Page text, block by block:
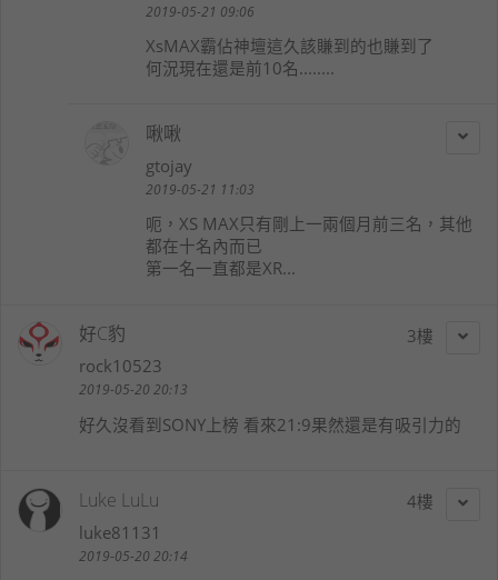
2019-05-21 09:06
XsMAX霸佔神壇這久該賺到的也賺到了
何況現在還是前10名........
啾啾
gtojay
2019-05-21 11:03
呃，XS MAX只有剛上一兩個月前三名，其他
都在十名內而已
第一名一直都是XR...
3
好C豹
rock10523
2019-05-20 20:13
好久沒看到SONY上榜 看來21:9果然還是有吸引力的
4
Luke LuLu
luke81131
2019-05-20 20:14